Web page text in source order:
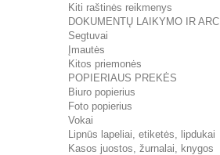
Kiti raštinės reikmenys
DOKUMENTŲ LAIKYMO IR
Segtuvai
Įmautės
Kitos priemonės
POPIERIAUS PREKĖS
Biuro popierius
Foto popierius
Vokai
Lipnūs lapeliai, etiketės, lipdukai
Kasos juostos, žurnalai, knygos